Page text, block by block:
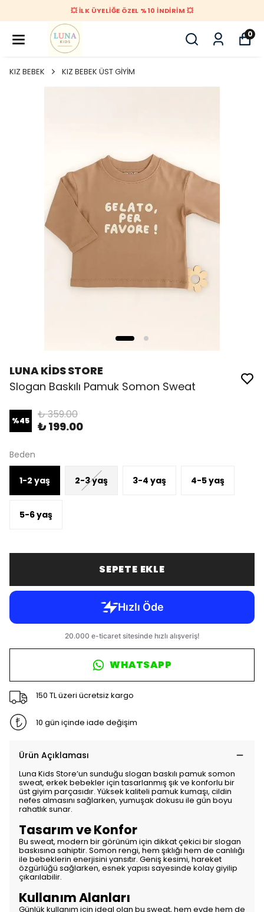
💥 İLK ÜYELİĞE ÖZEL %10 İNDİRİM 💥
0
KIZ BEBEK KIZ BEBEK ÜST GİYİM
LUNA KİDS STORE
Slogan Baskılı Pamuk Somon Sweat
%45 ₺ 359.00
₺ 199.00
Beden
1-2 yaş 2-3 yaş 3-4 yaş 4-5 yaş
5-6 yaş
SEPETE EKLE
WHATSAPP
150 TL üzeri ücretsiz kargo
10 gün içinde iade değişim
Ürün Açıklaması
Luna Kids Store’un sunduğu slogan baskılı pamuk somon
sweat, erkek bebekler için tasarlanmış şık ve konforlu bir
üst giyim parçasıdır. Yüksek kaliteli pamuk kumaşı, cildin
nefes almasını sağlarken, yumuşak dokusu ile gün boyu
rahatlık sunar.
Tasarım ve Konfor
Bu sweat, modern bir görünüm için dikkat çekici bir slogan
baskısına sahiptir. Somon rengi, hem şıklığı hem de canlılığı
ile bebeklerin enerjisini yansıtır. Geniş kesimi, hareket
özgürlüğü sağlarken, esnek yapısı sayesinde kolay giyilip
çıkarılabilir.
Kullanım Alanları
Günlük kullanım için ideal olan bu sweat, hem evde hem de